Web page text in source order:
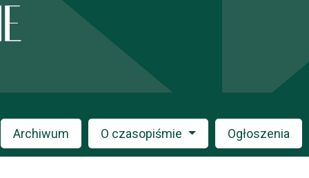
Archiwum O czasopiśmie Ogłoszenia